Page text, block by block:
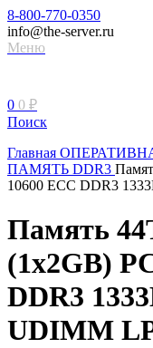
8-800-770-0350
info@the-server.ru
Меню
0 0 ₽
Поиск
Главная
ПАМЯТЬ DDR3
10600 ECC DDR3
Память
(1x2GB)
DDR3
UDIMM